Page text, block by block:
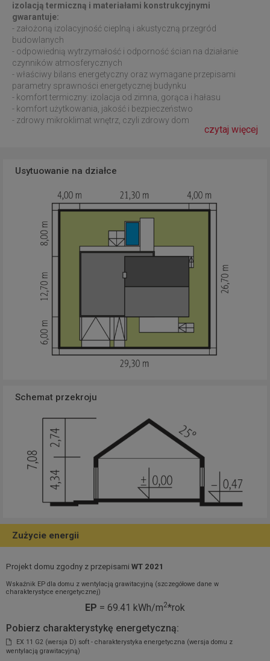
izolacją termiczną i materiałami konstrukcyjnymi
gwarantuje:
- założoną izolacyjność cieplną i akustyczną przegród
budowlanych
- odpowiednią wytrzymałość i odporność ścian na działanie
czynników atmosferycznych
- właściwy bilans energetyczny oraz wymagane przepisami
parametry sprawności energetycznej budynku
- komfort termiczny: izolacja od zimna, gorąca i hałasu
- komfort użytkowania, jakość i bezpieczeństwo
- zdrowy mikroklimat wnętrz, czyli zdrowy dom
czytaj więcej
Usytuowanie na działce
Schemat przekroju
Zużycie energii
Projekt domu zgodny z przepisami WT 2021
Wskaźnik EP dla domu z wentylacją grawitacyjną (szczegółowe dane w
charakterystyce energetycznej)
EP = 69.41 kWh/m2*rok
Pobierz charakterystykę energetyczną:
EX 11 G2 (wersja D) soft - charakterystyka energetyczna (wersja domu z
wentylacją grawitacyjną)